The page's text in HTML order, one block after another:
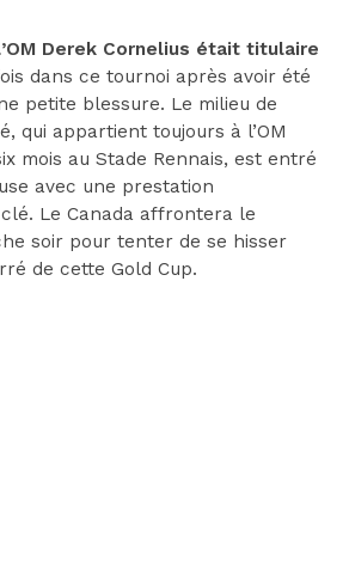
Derek Cornelius était titulaire
dans ce tournoi après avoir été
petite blessure. Le milieu de
qui appartient toujours à l’OM
mois au Stade Rennais, est entré
avec une prestation
Le Canada affrontera le
soir pour tenter de se hisser
de cette Gold Cup.